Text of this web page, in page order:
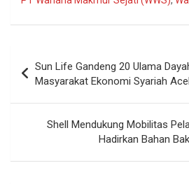
pos
Sun Life Gandeng 20 Ulama
Masyarakat Ekonomi Syariah
Shell Mendukung Mobilitas
Hadirkan Bahan